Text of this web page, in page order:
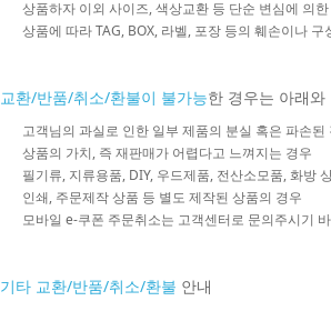
상품하자 이외 사이즈, 색상교환 등 단순 변심에 의
상품에 따라 TAG, BOX, 라벨, 포장 등의 훼손이나
교환/반품/취소/환불이 불가능한 경우는 아래와
고객님의 과실로 인한 일부 제품의 분실 혹은 파손된
상품의 가치, 즉 재판매가 어렵다고 느껴지는 경우
필기류, 지류용품, DIY, 우드제품, 전산소모품, 화방
인쇄, 주문제작 상품 등 별도 제작된 상품의 경우
모바일 e-쿠폰 주문취소는 고객센터로 문의주시기
기타 교환/반품/취소/환불 안내